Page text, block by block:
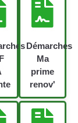
Démarches
Ma
prime
renov'